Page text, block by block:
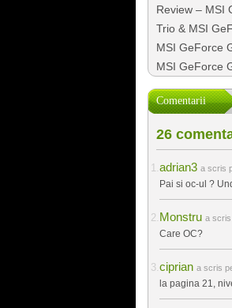
Review – MSI
Trio & MSI
MSI GeForce
MSI GeForce
Comentarii
26
adrian3 a scris
Pai si oc-ul ?
Monstru a scris
Care OC?
ciprian a scris
la pagina 21,